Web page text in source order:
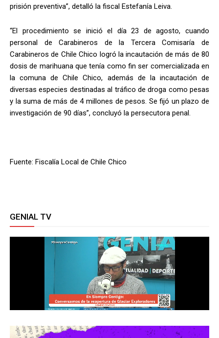
prisión preventiva”, detalló la fiscal Estefanía Leiva.
“El procedimiento se inició el día 23 de agosto, cuando
personal de Carabineros de la Tercera Comisaría de
Carabineros de Chile Chico logró la incautación de más de 80
dosis de marihuana que tenía como fin ser comercializada en
la comuna de Chile Chico, además de la incautación de
diversas especies destinadas al tráfico de droga como pesas
y la suma de más de 4 millones de pesos. Se fijó un plazo de
investigación de 90 días”, concluyó la persecutora penal.
Fuente: Fiscalía Local de Chile Chico
GENIAL TV